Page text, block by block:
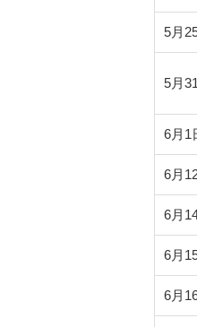
5月
5月
6月1
6月
6月
6月
6月